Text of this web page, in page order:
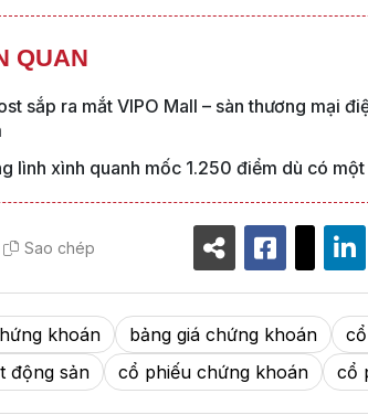
QUAN
sắp ra mắt VIPO Mall – sàn thương mại
lình xình quanh mốc 1.250 điểm dù có
Sao chép
khoán bảng giá chứng khoán
động sản
cổ phiếu chứng khoán cổ